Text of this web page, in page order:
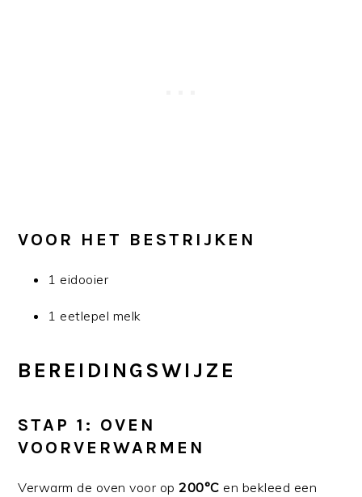
VOOR HET BESTRIJKEN
1 eidooier
1 eetlepel melk
BEREIDINGSWIJZE
STAP 1: OVEN
VOORVERWARMEN
Verwarm de oven voor op200°C en bekleed een